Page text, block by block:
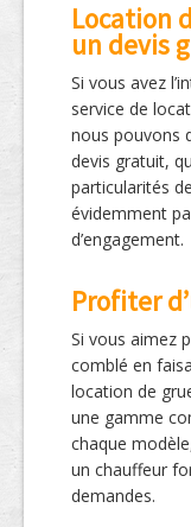
Location
un devis
Si vous avez
service de
nous pouvons
devis gratuit,
particularités
évidemment
d’engagement.
Profiter
Si vous aimez
comblé en
location de
une gamme
chaque
un chauffeur
demandes.